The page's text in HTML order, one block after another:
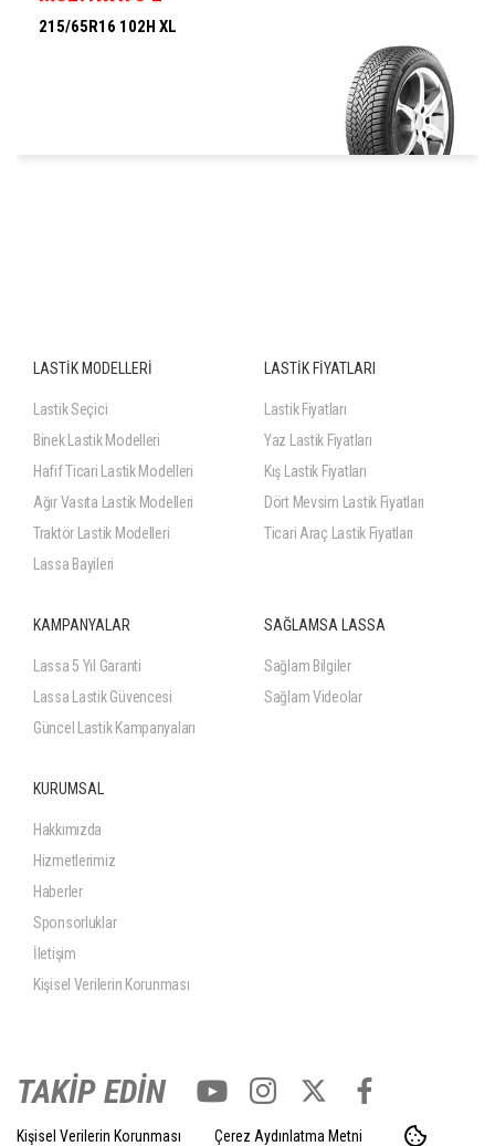
215/65R16 102H XL
LASTİK MODELLERİ
Lastik Seçici
Binek Lastik Modelleri
Hafif Ticari Lastik Modelleri
Ağır Vasıta Lastik Modelleri
Traktör Lastik Modelleri
Lassa Bayileri
LASTİK FİYATLARI
Lastik Fiyatları
Yaz Lastik Fiyatları
Kış Lastik Fiyatları
Dört Mevsim Lastik Fiyatları
Ticari Araç Lastik Fiyatları
KAMPANYALAR
Lassa 5 Yıl Garanti
Lassa Lastik Güvencesi
Güncel Lastik Kampanyaları
SAĞLAMSA LASSA
Sağlam Bilgiler
Sağlam Videolar
KURUMSAL
Hakkımızda
Hizmetlerimiz
Haberler
Sponsorluklar
İletişim
Kişisel Verilerin Korunması
TAKİP EDİN
Kişisel Verilerin Korunması Çerez Aydınlatma Metni